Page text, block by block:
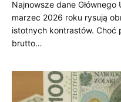
Najnowsze dane
marzec 2026 roku rysują
istotnych kontrastów.
brutto…